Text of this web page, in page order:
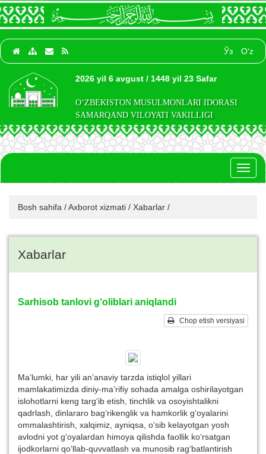
Ўз O‘z
2026 yil 6 avgust / 1448 yil 23 Safar
O‘ZBEKISTON MUSULMONLARI IDORASI
SAMARQAND VILOYATI VAKILLIGI
Bosh sahifa /Axborot xizmati / Xabarlar /
Xabarlar
Sarhisob tanlovi g‘oliblari aniqlandi
Chop etish versiyasi
Ma’lumki, har yili an’anaviy tarzda istiqlol yillari
mamlakatimizda diniy-ma’rifiy sohada amalga oshirilayotgan
islohotlarni keng targ‘ib etish, tinchlik va osoyishtalikni
qadrlash, dinlararo bag‘rikenglik va hamkorlik g‘oyalarini
ommalashtirish, xalqimiz, ayniqsa, o‘sib kelayotgan yosh
avlodni yot g‘oyalardan himoya qilishda faollik ko‘rsatgan
ijodkorlarni qo‘llab-quvvatlash va munosib rag‘batlantirish